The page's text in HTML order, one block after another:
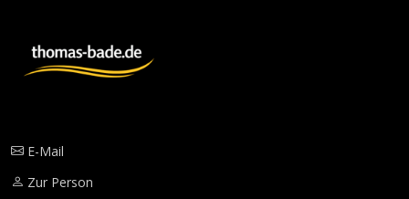
E-Mail
Zur Person